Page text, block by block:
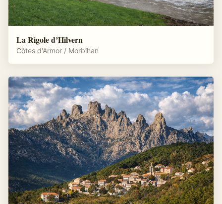
La Rigole d’Hilvern
Côtes d'Armor / Morbihan